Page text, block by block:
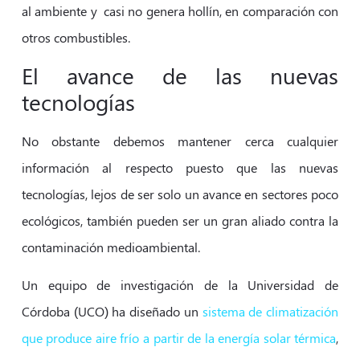
al ambiente y casi no genera hollín, en comparación con
otros combustibles.
El avance de las nuevas
tecnologías
No obstante debemos mantener cerca cualquier
información al respecto puesto que las nuevas
tecnologías, lejos de ser solo un avance en sectores poco
ecológicos, también pueden ser un gran aliado contra la
contaminación medioambiental.
Un equipo de investigación de la Universidad de
Córdoba (UCO) ha diseñado un sistema de climatización
que produce aire frío a partir de la energía solar térmica,